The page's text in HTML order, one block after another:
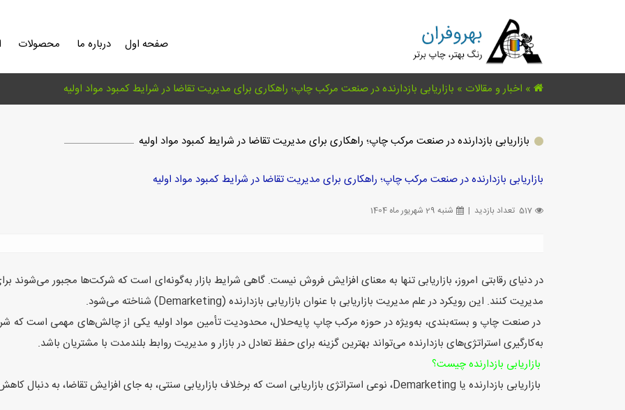
صفحه اول درباره ما محصولات
» اخبار و مقالات » بازاریابی بازدارنده در صنعت مرکب چاپ؛ راهکاری برای مدیریت تقاضا در شرایط کمبود مواد اولیه
بازاریابی بازدارنده در صنعت مرکب چاپ؛ راهکاری برای مدیریت تقاضا در شرایط کمبود مواد اولیه
بازاریابی بازدارنده در صنعت مرکب چاپ؛ راهکاری برای مدیریت تقاضا در شرایط کمبود مواد اولیه
517 تعداد بازدید | شنبه 29 شهریور ماه 1404
در دنیای رقابتی امروز، بازاریابی تنها به معنای افزایش فروش نیست. گاهی شرایط بازار به‌گونه‌ای است که شرکت‌ها مجبور می‌شوند
مدیریت کنند. این رویکرد در علم مدیریت بازاریابی با عنوان بازاریابی بازدارنده (Demarketing) شناخته می‌شود.
در صنعت چاپ و بسته‌بندی، به‌ویژه در حوزه مرکب چاپ پایه‌حلال، محدودیت تأمین مواد اولیه یکی از چالش‌های مهمی است که
به‌کارگیری استراتژی‌های بازدارنده می‌تواند بهترین گزینه برای حفظ تعادل در بازار و مدیریت روابط بلندمدت با مشتریان باشد.
بازاریابی بازدارنده چیست؟
بازاریابی بازدارنده یا Demarketing، نوعی استراتژی بازاریابی است که برخلاف بازاریابی سنتی، به جای افزایش تقاضا، به دنبال کاهش یا هدایت تقاضا است.